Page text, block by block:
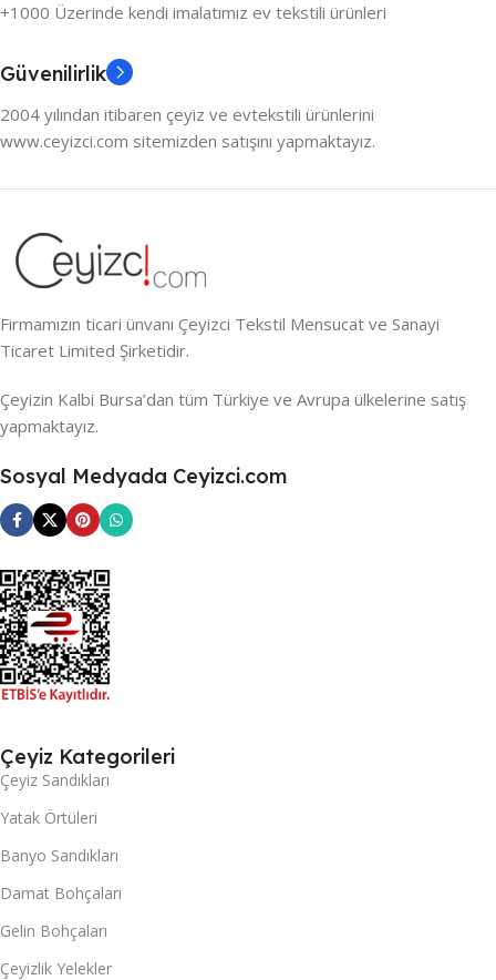
+1000 Üzerinde kendi imalatımız ev tekstili ürünleri
Güvenilirlik
2004 yılından itibaren çeyiz ve evtekstili ürünlerini
www.ceyizci.com sitemizden satışını yapmaktayız.
Firmamızın ticari ünvanı Çeyizci Tekstil Mensucat ve Sanayi
Ticaret Limited Şirketidir.
Çeyizin Kalbi Bursa’dan tüm Türkiye ve Avrupa ülkelerine satış
yapmaktayız.
Sosyal Medyada Ceyizci.com
Çeyiz Kategorileri
Çeyiz Sandıkları
Yatak Örtüleri
Banyo Sandıkları
Damat Bohçaları
Gelin Bohçaları
Çeyizlik Yelekler